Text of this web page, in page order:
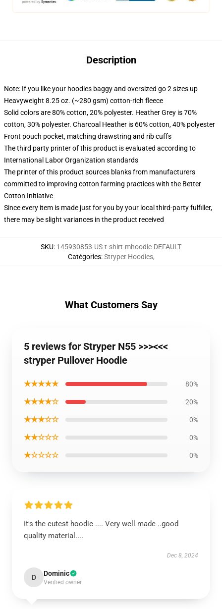
Description
Note: If you like your hoodies baggy and oversized go 2 sizes up
Heavyweight 8.25 oz. (~280 gsm) cotton-rich fleece
Solid colors are 80% cotton, 20% polyester. Heather Grey is 70%
cotton, 30% polyester. Charcoal Heather is 60% cotton, 40% polyester
Front pouch pocket, matching drawstring and rib cuffs
The third party printer of this product is evaluated according to
International Labor Organization standards
The printer of this product sources blanks from manufacturers
committed to improving cotton farming practices with the Better
Cotton Initiative
Since every item is made just for you by your local third-party fulfiller,
there may be slight variances in the product received
SKU: 145930853-US-t-shirt-mhoodie-DEFAULT
Catégories:Stryper Hoodies,
What Customers Say
5 reviews for Stryper N55 >>><<<
stryper Pullover Hoodie
★★★★★ 80%
★★★★☆ 20%
★★★☆☆ 0%
★★☆☆☆ 0%
★☆☆☆☆ 0%
It's the cutest hoodie .... Very well made ..good
quality material....
Dec 8, 2024
D Dominic
Verified owner